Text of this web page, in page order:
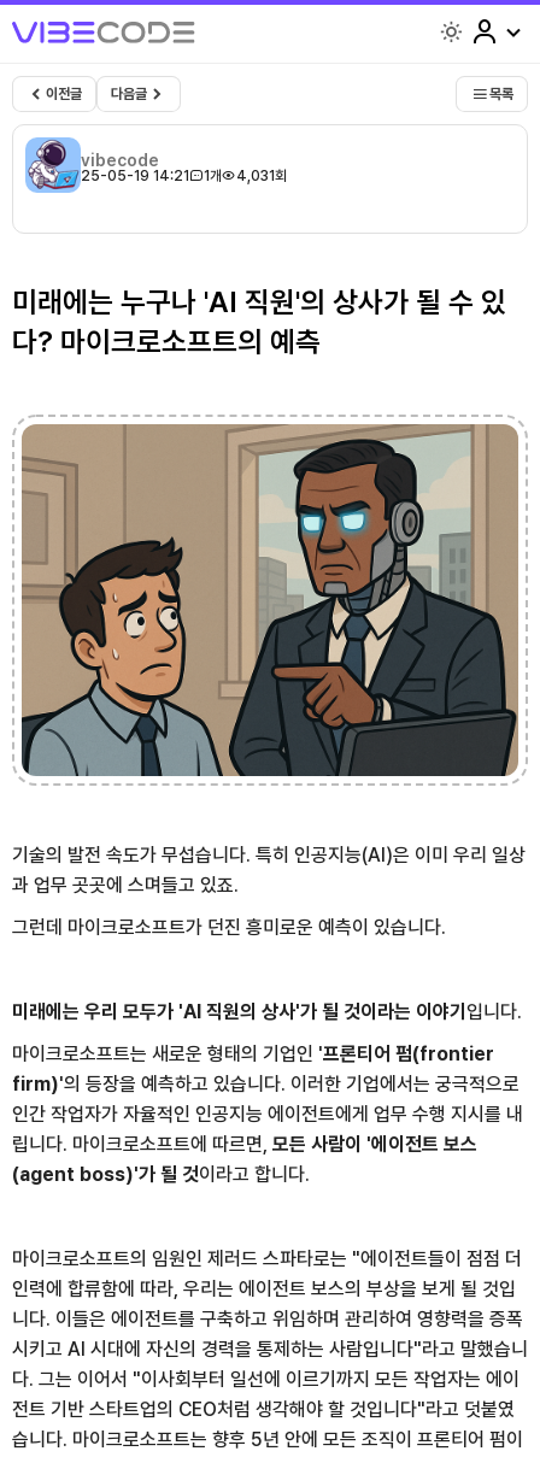
이전글 다음글 목록
vibecode
25-05-19 14:21 1개 4,031회
미래에는 누구나 'AI 직원'의 상사가 될 수 있
다? 마이크로소프트의 예측
기술의 발전 속도가 무섭습니다. 특히 인공지능(AI)은 이미 우리 일상
과 업무 곳곳에 스며들고 있죠.
그런데 마이크로소프트가 던진 흥미로운 예측이 있습니다.
미래에는 우리 모두가 'AI 직원의 상사'가 될 것이라는 이야기 입니다.
마이크로소프트는 새로운 형태의 기업인 '프론티어 펌(frontier
firm)'의 등장을 예측하고 있습니다. 이러한 기업에서는 궁극적으로
인간 작업자가 자율적인 인공지능 에이전트에게 업무 수행 지시를 내
립니다. 마이크로소프트에 따르면, 모든 사람이 '에이전트 보스
(agent boss)'가 될 것이라고 합니다.
마이크로소프트의 임원인 제러드 스파타로는 "에이전트들이 점점 더
인력에 합류함에 따라, 우리는 에이전트 보스의 부상을 보게 될 것입
니다. 이들은 에이전트를 구축하고 위임하며 관리하여 영향력을 증폭
시키고 AI 시대에 자신의 경력을 통제하는 사람입니다"라고 말했습니
다. 그는 이어서 "이사회부터 일선에 이르기까지 모든 작업자는 에이
전트 기반 스타트업의 CEO처럼 생각해야 할 것입니다"라고 덧붙였
습니다. 마이크로소프트는 향후 5년 안에 모든 조직이 프론티어 펌이